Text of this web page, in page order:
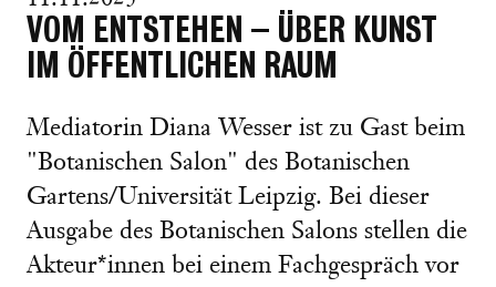
VOM ENTSTEHEN – ÜBER KUNST
IM ÖFFENTLICHEN RAUM
Mediatorin Diana Wesser ist zu Gast beim
"Botanischen Salon" des Botanischen
Gartens/Universität Leipzig. Bei dieser
Ausgabe des Botanischen Salons stellen die
Akteur*innen bei einem Fachgespräch vor